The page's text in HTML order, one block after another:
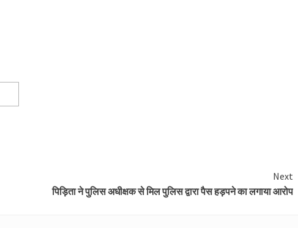
Next
पिड़िता ने पुलिस अधीक्षक से मिल पुलिस द्वारा पैस हड़पने का लगाया आरोप